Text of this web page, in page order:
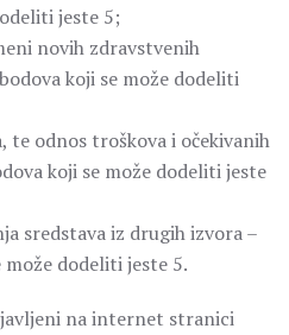
jeste 5;
novih zdravstvenih
koji se može dodeliti
te odnos troškova i očekivanih
koji se može dodeliti jeste
sredstava iz drugih izvora –
dodeliti jeste 5.
na internet stranici